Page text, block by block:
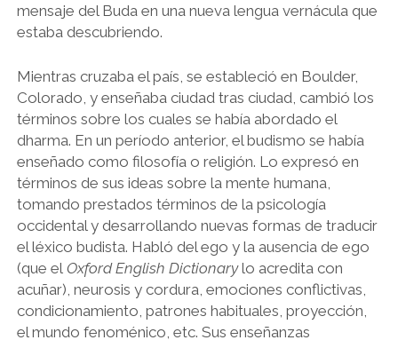
mensaje del Buda en una nueva lengua vernácula que
estaba descubriendo.
Mientras cruzaba el país, se estableció en Boulder,
Colorado, y enseñaba ciudad tras ciudad, cambió los
términos sobre los cuales se había abordado el
dharma. En un período anterior, el budismo se había
enseñado como filosofía o religión. Lo expresó en
términos de sus ideas sobre la mente humana,
tomando prestados términos de la psicología
occidental y desarrollando nuevas formas de traducir
el léxico budista. Habló del ego y la ausencia de ego
(que el Oxford English Dictionarylo acredita con
acuñar), neurosis y cordura, emociones conflictivas,
condicionamiento, patrones habituales, proyección,
el mundo fenoménico, etc. Sus enseñanzas